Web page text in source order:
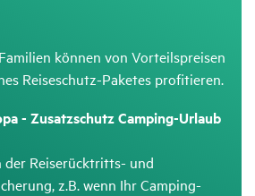
können von Vorteilspreisen
Reiseschutz-Paketes profitieren.
- Zusatzschutz Camping-Urlaub
der Reiserücktritts- und
z.B. wenn Ihr Camping-